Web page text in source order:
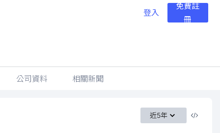
登入
免費註
冊
公司資料 相關新聞
近5年